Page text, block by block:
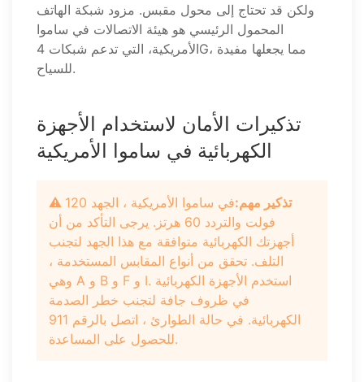
ولكن قد تحتاج إلى محول مقبس. مزود شبكة الهاتف
المحمول الرئيسي هو هيئة الاتصالات في ساموا
الأمريكية، التي تدعم شبكات 4G، مما يجعلها مفيدة
للسياح.
تذكيرات الأمان لاستخدام الأجهزة
الكهربائية في ساموا الأمريكية
⚠️ تذكير مهم:
في ساموا الأمريكية ، الجهد 120
فولت والتردد 60 هرتز. يرجى التأكد من أن
أجهزتك الكهربائية متوافقة مع هذا الجهد لتجنب
التلف. تحقق من أنواع المقابس المستخدمة ،
وهي A و B و F و I. استخدم الأجهزة الكهربائية
في ظروف جافة لتجنب خطر الصدمة
الكهربائية. في حالة الطوارئ ، اتصل بالرقم 911
للحصول على المساعدة.